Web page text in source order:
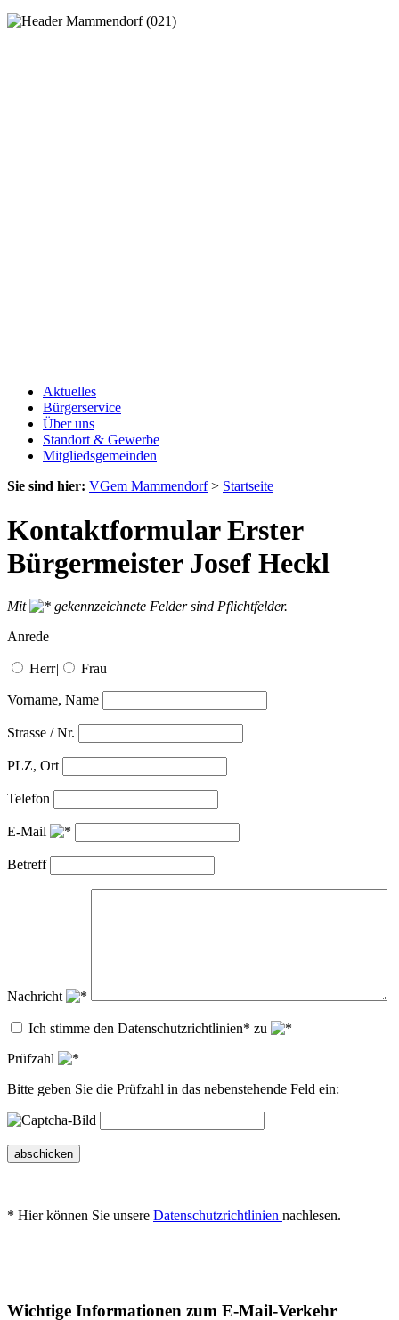
Aktuelles
Bürgerservice
Über uns
Standort & Gewerbe
Mitgliedsgemeinden
Sie sind hier: VGem Mammendorf> Startseite
Kontaktformular Erster
Bürgermeister Josef Heckl
Mit
gekennzeichnete Felder sind Pflichtfelder.
Anrede
Herr| Frau
Vorname, Name
Strasse / Nr.
PLZ, Ort
Telefon
E-Mail
Betreff
Nachricht
Ich stimme den Datenschutzrichtlinien* zu
Prüfzahl
Bitte geben Sie die Prüfzahl in das nebenstehende Feld ein:
abschicken
* Hier können Sie unsere Datenschutzrichtlinien nachlesen.
Wichtige Informationen zum E-Mail-Verkehr